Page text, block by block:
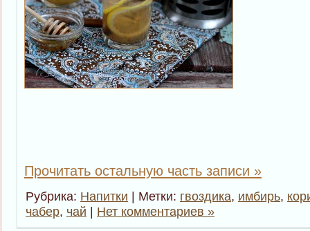
Прочитать остальную часть записи »
Рубрика: Напитки | Метки: гвоздика, имбирь,
чабер, чай | Нет комментариев »